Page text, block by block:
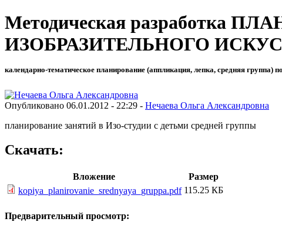
Методическая
ИЗОБРАЗИТЕЛЬНОГО
календарно-тематическое планирование (аппликация, лепка, средняя группа)
Опубликовано 06.01.2012 - 22:29 - Нечаева Ольга Александровна
планирование занятий в Изо-студии с детьми средней группы
Скачать:
Вложение
Размер
kopiya_planirovanie_srednyaya_gruppa.pdf 115.25 КБ
Предварительный просмотр: